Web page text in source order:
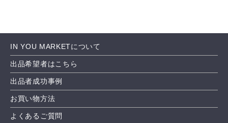
IN YOU MARKETについて
出品希望者はこちら
出品者成功事例
お買い物方法
よくあるご質問